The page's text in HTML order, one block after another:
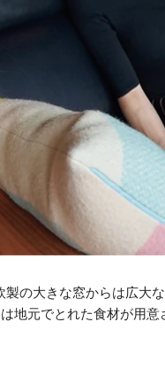
製の大きな窓からは広大
地元でとれた食材が用